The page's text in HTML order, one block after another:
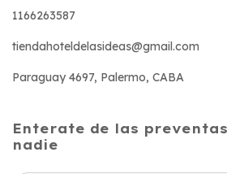
1166263587
tiendahoteldelasideas@gmail.com
Paraguay 4697, Palermo, CABA
Enterate de las
nadie